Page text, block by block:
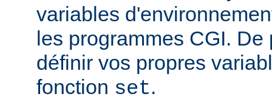
variables
les programmes CGI.
définir vos propres
fonction set.